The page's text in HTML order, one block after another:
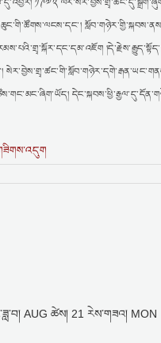
AUG ཚེས། 21 རེས་གཟའ། MON